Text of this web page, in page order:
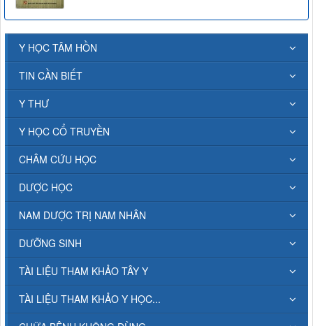
Y HỌC TÂM HỒN
TIN CẦN BIẾT
Y THƯ
Y HỌC CỔ TRUYỀN
CHÂM CỨU HỌC
DƯỢC HỌC
NAM DƯỢC TRỊ NAM NHÂN
DƯỠNG SINH
TÀI LIỆU THAM KHẢO TÂY Y
TÀI LIỆU THAM KHẢO Y HỌC...